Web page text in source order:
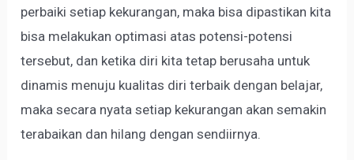
perbaiki setiap kekurangan, maka bisa dipastikan kita
bisa melakukan optimasi atas potensi-potensi
tersebut, dan ketika diri kita tetap berusaha untuk
dinamis menuju kualitas diri terbaik dengan belajar,
maka secara nyata setiap kekurangan akan semakin
terabaikan dan hilang dengan sendiirnya.